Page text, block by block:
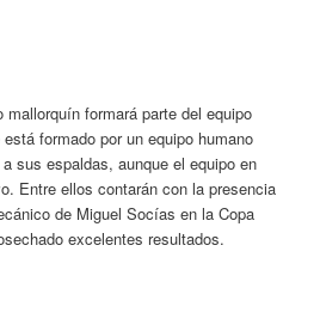
mallorquín formará parte del equipo
formado por un equipo humano
sus espaldas, aunque el equipo en
Entre ellos contarán con la presencia
de Miguel Socías en la Copa
excelentes resultados.